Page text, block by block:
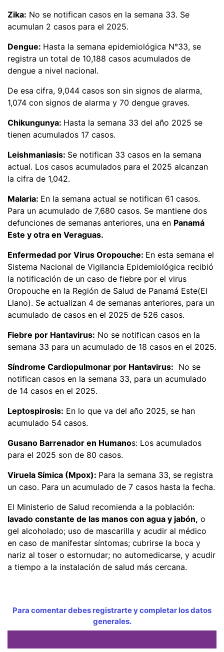
Zika: No se notifican casos en la semana 33. Se
acumulan 2 casos para el 2025.
Dengue: Hasta la semana epidemiológica N°33, se
registra un total de 10,188 casos acumulados de
dengue a nivel nacional.
De esa cifra, 9,044 casos son sin signos de alarma,
1,074 con signos de alarma y 70 dengue graves.
Chikungunya: Hasta la semana 33 del año 2025 se
tienen acumulados 17 casos.
Leishmaniasis: Se notifican 33 casos en la semana
actual. Los casos acumulados para el 2025 alcanzan
la cifra de 1,042.
Malaria: En la semana actual se notifican 61 casos.
Para un acumulado de 7,680 casos. Se mantiene dos
defunciones de semanas anteriores, una en Panamá
Este y otra en Veraguas.
Enfermedad por Virus Oropouche: En esta semana el
Sistema Nacional de Vigilancia Epidemiológica recibió
la notificación de un caso de fiebre por el virus
Oropouche en la Región de Salud de Panamá Este(El
Llano). Se actualizan 4 de semanas anteriores, para un
acumulado de casos en el 2025 de 526 casos.
Fiebre por Hantavirus: No se notifican casos en la
semana 33 para un acumulado de 18 casos en el 2025.
Síndrome Cardiopulmonar por Hantavirus: No se
notifican casos en la semana 33, para un acumulado
de 14 casos en el 2025.
Leptospirosis: En lo que va del año 2025, se han
acumulado 54 casos.
Gusano Barrenador en Humanos: Los acumulados
para el 2025 son de 80 casos.
Viruela Símica (Mpox): Para la semana 33, se registra
un caso. Para un acumulado de 7 casos hasta la fecha.
El Ministerio de Salud recomienda a la población:
lavado constante de las manos con agua y jabón, o
gel alcoholado; uso de mascarilla y acudir al médico
en caso de manifestar síntomas; cubrirse la boca y
nariz al toser o estornudar; no automedicarse, y acudir
a tiempo a la instalación de salud más cercana.
Para comentar debes registrarte y completar los datos
generales.